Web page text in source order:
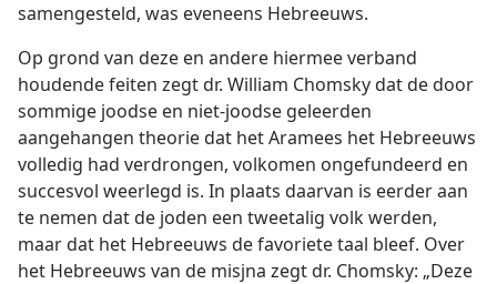
samengesteld, was eveneens Hebreeuws.
Op grond van deze en andere hiermee verband
houdende feiten zegt dr. William Chomsky dat de door
sommige joodse en niet-joodse geleerden
aangehangen theorie dat het Aramees het Hebreeuws
volledig had verdrongen, volkomen ongefundeerd en
succesvol weerlegd is. In plaats daarvan is eerder aan
te nemen dat de joden een tweetalig volk werden,
maar dat het Hebreeuws de favoriete taal bleef. Over
het Hebreeuws van de misjna zegt dr. Chomsky: „Deze